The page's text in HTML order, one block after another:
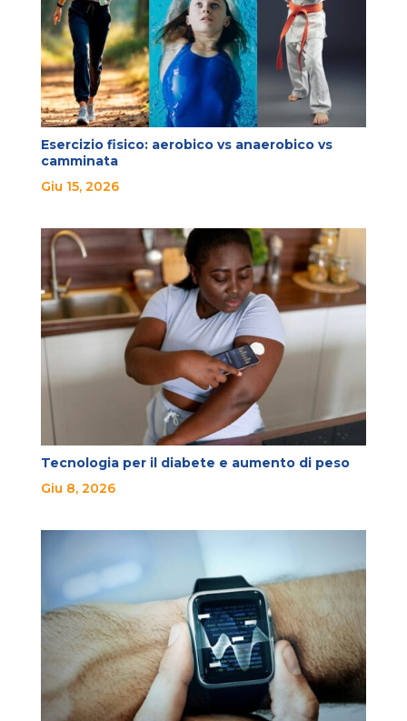
Esercizio fisico: aerobico vs anaerobico vs
camminata
Giu 15, 2026
Tecnologia per il diabete e aumento di peso
Giu 8, 2026